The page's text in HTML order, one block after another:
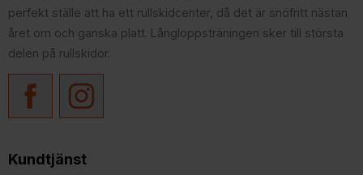
perfekt ställe att ha ett rullskidcenter, då det är snöfritt nästan
året om och ganska platt. Långloppsträningen sker till största
delen på rullskidor.
Kundtjänst